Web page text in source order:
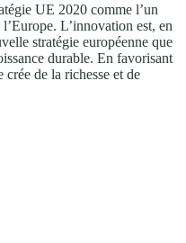
UE 2020 comme l’un
L’innovation est, en
stratégie européenne que
durable. En favorisant
crée de la richesse et de